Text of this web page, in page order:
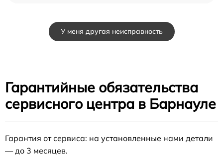
У меня другая неисправность
Гарантийные обязательства
сервисного центра в Барнауле
Гарантия от сервиса: на установленные нами детали
— до 3 месяцев.